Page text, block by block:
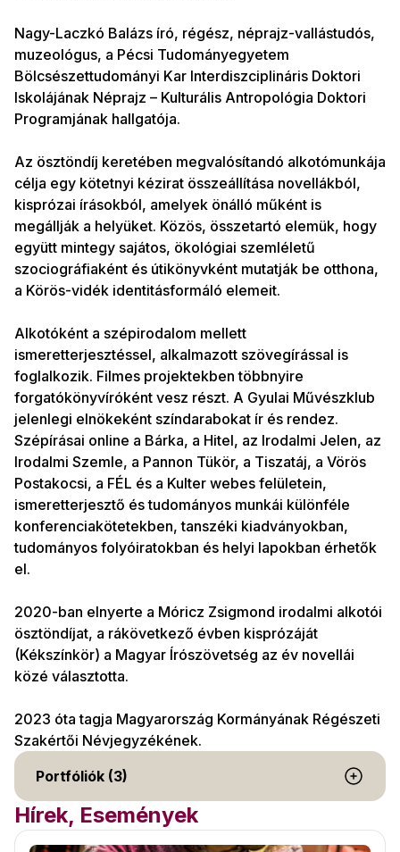
Nagy-Laczkó Balázs író, régész, néprajz-vallástudós,
muzeológus, a Pécsi Tudományegyetem
Bölcsészettudományi Kar Interdiszciplináris Doktori
Iskolájának Néprajz – Kulturális Antropológia Doktori
Programjának hallgatója.
Az ösztöndíj keretében megvalósítandó alkotómunkája
célja egy kötetnyi kézirat összeállítása novellákból,
kisprózai írásokból, amelyek önálló műként is
megállják a helyüket. Közös, összetartó elemük, hogy
együtt mintegy sajátos, ökológiai szemléletű
szociográfiaként és útikönyvként mutatják be otthona,
a Körös-vidék identitásformáló elemeit.
Alkotóként a szépirodalom mellett
ismeretterjesztéssel, alkalmazott szövegírással is
foglalkozik. Filmes projektekben többnyire
forgatókönyvíróként vesz részt. A Gyulai Művészklub
jelenlegi elnökeként színdarabokat ír és rendez.
Szépírásai online a Bárka, a Hitel, az Irodalmi Jelen, az
Irodalmi Szemle, a Pannon Tükör, a Tiszatáj, a Vörös
Postakocsi, a FÉL és a Kulter webes felületein,
ismeretterjesztő és tudományos munkái különféle
konferenciakötetekben, tanszéki kiadványokban,
tudományos folyóiratokban és helyi lapokban érhetők
el.
2020-ban elnyerte a Móricz Zsigmond irodalmi alkotói
ösztöndíjat, a rákövetkező évben kisprózáját
(Kékszínkör) a Magyar Írószövetség az év novellái
közé választotta.
2023 óta tagja Magyarország Kormányának Régészeti
Szakértői Névjegyzékének.
Portfóliók (3)
Hírek, Események